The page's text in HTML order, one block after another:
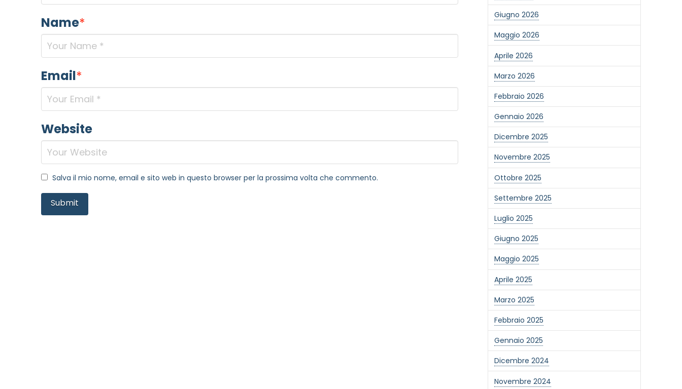
Name*
Email*
Website
Salva il mio nome, email e sito web in questo browser per la prossima volta che commento.
Giugno 2026
Maggio 2026
Aprile 2026
Marzo 2026
Febbraio 2026
Gennaio 2026
Dicembre 2025
Novembre 2025
Ottobre 2025
Settembre 2025
Luglio 2025
Giugno 2025
Maggio 2025
Aprile 2025
Marzo 2025
Febbraio 2025
Gennaio 2025
Dicembre 2024
Novembre 2024